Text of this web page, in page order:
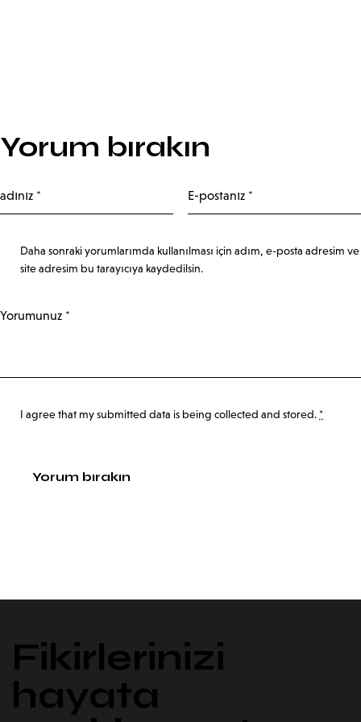
Yorum bırakın
Daha sonraki yorumlarımda kullanılması için adım, e-posta adresim ve
site adresim bu tarayıcıya kaydedilsin.
I agree that my submitted data is beingcollected and stored. *
Fikirlerinizi
hayata